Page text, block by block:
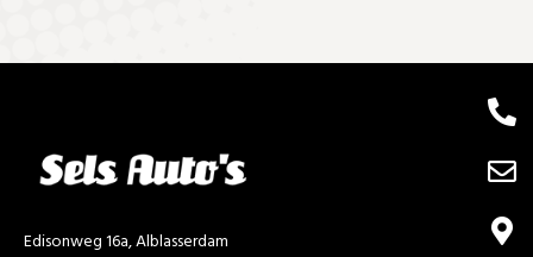
Edisonweg 16a, Alblasserdam